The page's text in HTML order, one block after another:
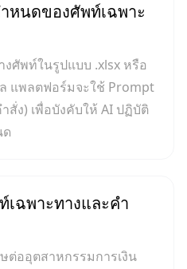
หนดของศัพท์เฉพาะ
ศัพท์ในรูปแบบ .xlsx หรือ
แพลตฟอร์มจะใช้ Prompt
สั่ง) เพื่อบังคับให้ AI ปฏิบัติ
เฉพาะทางและคำ
ต่ออุตสาหกรรมการเงิน